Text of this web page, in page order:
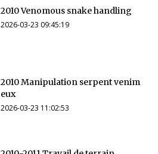
2010 Venomous snake handling
2026-03-23 09:45:19
2010 Manipulation serpent venim
eux
2026-03-23 11:02:53